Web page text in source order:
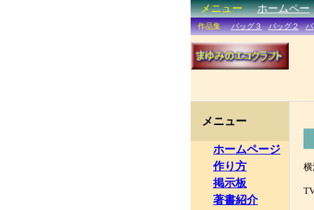
メニュー
ホームページ
作り方
掲示板
著書紹介